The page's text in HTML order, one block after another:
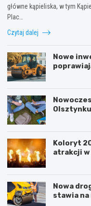
główne kąpieliska, w tym
Plac…
Czytaj dalej
Nowe
Koloryt
atrakcji
Nowa
stawia